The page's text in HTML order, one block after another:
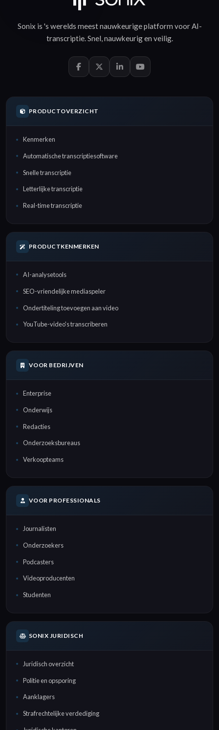
Sonix is 's werelds meest nauwkeurige platform voorAI-
transcriptie.Snel,nauwkeurigen veilig.
PRODUCTOVERZICHT
Kenmerken
Automatische transcriptiesoftware
Snelle transcriptie
Letterlijke transcriptie
Real-time transcriptie
PRODUCTKENMERKEN
AI-analysetools
SEO-vriendelijke mediaspeler
Ondertiteling toevoegen aan video
YouTube-video's transcriberen
VOOR BEDRIJVEN
Enterprise
Onderwijs
Redacties
Onderzoeksbureaus
Verkoopteams
VOOR PROFESSIONALS
Journalisten
Onderzoekers
Podcasters
Videoproducenten
Studenten
SONIX JURIDISCH
Juridisch overzicht
Politie en opsporing
Aanklagers
Strafrechtelijke verdediging